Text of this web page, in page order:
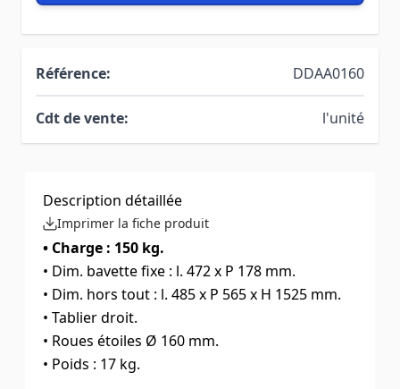
Référence: DDAA0160
Cdt de vente: l'unité
Description détaillée
Imprimer la fiche produit
• Charge : 150 kg.
• Dim. bavette fixe : l. 472 x P 178 mm.
• Dim. hors tout : l. 485 x P 565 x H 1525 mm.
• Tablier droit.
• Roues étoiles Ø 160 mm.
• Poids : 17 kg.